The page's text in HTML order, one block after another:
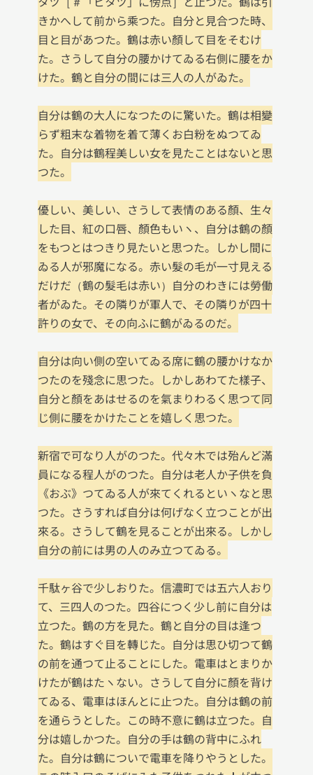
きかへして前から乘つた。自分と見合つた時、
目と目があつた。鶴は赤い顏して目をそむけ
た。さうして自分の腰かけてゐる右側に腰をか
けた。鶴と自分の間には三人の人がゐた。
自分は鶴の大人になつたのに驚いた。鶴は相變
らず粗末な着物を着て薄くお白粉をぬつてゐ
た。自分は鶴程美しい女を見たことはないと思
つた。
優しい、美しい、さうして表情のある顏、生々
した目、紅の口唇、顏色もいヽ、自分は鶴の顏
をもつとはつきり見たいと思つた。しかし間に
ゐる人が邪魔になる。赤い髮の毛が一寸見える
だけだ（鶴の髮毛は赤い）自分のわきには勞働
者がゐた。その隣りが軍人で、その隣りが四十
許りの女で、その向ふに鶴がゐるのだ。
自分は向い側の空いてゐる席に鶴の腰かけなか
つたのを殘念に思つた。しかしあわてた樣子、
自分と顏をあはせるのを氣まりわるく思つて同
じ側に腰をかけたことを嬉しく思つた。
新宿で可なり人がのつた。代々木では殆んど滿
員になる程人がのつた。自分は老人か子供を負
《おぶ》つてゐる人が來てくれるといヽなと思
つた。さうすれば自分は何げなく立つことが出
來る。さうして鶴を見ることが出來る。しかし
自分の前には男の人のみ立つてゐる。
千駄ヶ谷で少しおりた。信濃町では五六人おり
て、三四人のつた。四谷につく少し前に自分は
立つた。鶴の方を見た。鶴と自分の目は逢つ
た。鶴はすぐ目を轉じた。自分は思ひ切つて鶴
の前を通つて止ることにした。電車はとまりか
けたが鶴はたヽない。さうして自分に顏を背け
てゐる、電車はほんとに止つた。自分は鶴の前
を通らうとした。この時不意に鶴は立つた。自
分は嬉しかつた。自分の手は鶴の背中にふれ
た。自分は鶴についで電車を降りやうとした。